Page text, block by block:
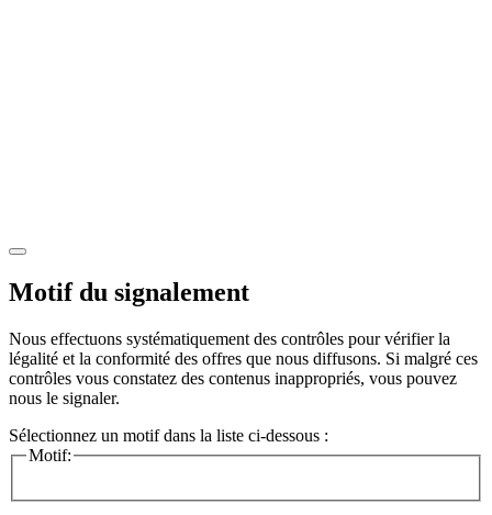
Motif du signalement
Nous effectuons systématiquement des contrôles pour vérifier la
légalité et la conformité des offres que nous diffusons. Si malgré ces
contrôles vous constatez des contenus inappropriés, vous pouvez
nous le signaler.
Sélectionnez un motif dans la liste ci-dessous :
Motif: